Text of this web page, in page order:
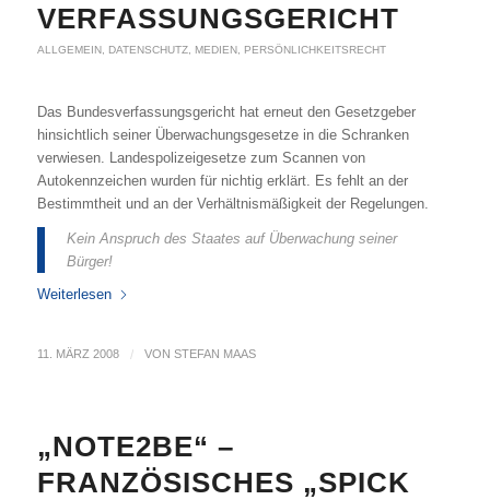
VERFASSUNGSGERICHT
ALLGEMEIN, DATENSCHUTZ, MEDIEN, PERSÖNLICHKEITSRECHT
Das Bundesverfassungsgericht hat erneut den Gesetzgeber
hinsichtlich seiner Überwachungsgesetze in die Schranken
verwiesen. Landespolizeigesetze zum Scannen von
Autokennzeichen wurden für nichtig erklärt. Es fehlt an der
Bestimmtheit und an der Verhältnismäßigkeit der Regelungen.
Kein Anspruch des Staates auf Überwachung seiner
Bürger!
Weiterlesen
11. MÄRZ 2008 / VON STEFAN MAAS
„NOTE2BE“ –
FRANZÖSISCHES „SPICK